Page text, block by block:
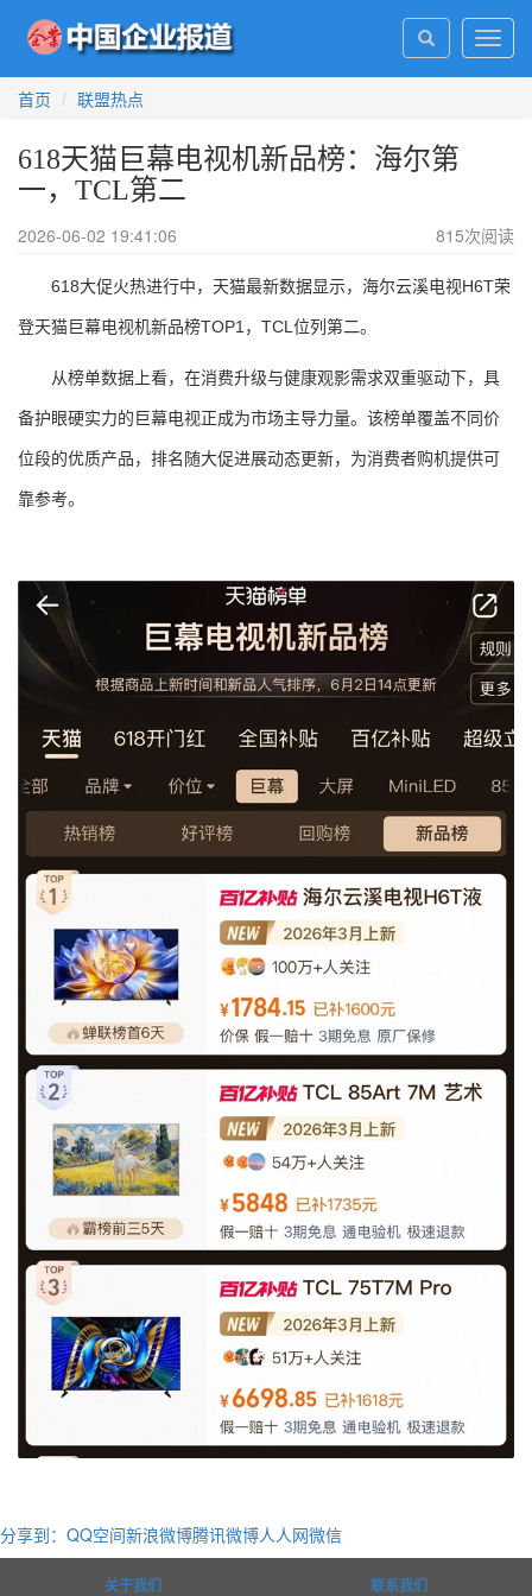
首页
联盟热点
618天猫巨幕电视机新品榜：海尔第
一，TCL第二
2026-06-02 19:41:06 815次阅读
618大促火热进行中，天猫最新数据显示，海尔云溪电视H6T荣
登天猫巨幕电视机新品榜TOP1，TCL位列第二。
从榜单数据上看，在消费升级与健康观影需求双重驱动下，具
备护眼硬实力的巨幕电视正成为市场主导力量。该榜单覆盖不同价
位段的优质产品，排名随大促进展动态更新，为消费者购机提供可
靠参考。
分享到： QQ空间新浪微博腾讯微博人人网微信
关于我们 联系我们